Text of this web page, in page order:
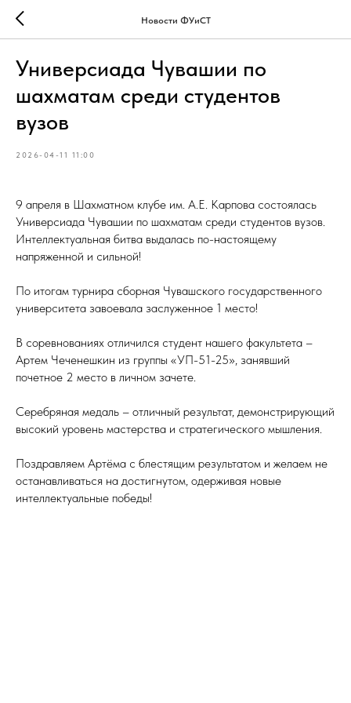
Новости ФУиСТ
Универсиада Чувашии по
шахматам среди студентов
вузов
2026-04-11 11:00
9 апреля в Шахматном клубе им. А.Е. Карпова состоялась
Универсиада Чувашии по шахматам среди студентов вузов.
Интеллектуальная битва выдалась по-настоящему
напряженной и сильной!
По итогам турнира сборная Чувашского государственного
университета завоевала заслуженное 1 место!
В соревнованиях отличился студент нашего факультета –
Артем Чеченешкин из группы «УП-51-25», занявший
почетное 2 место в личном зачете.
Серебряная медаль – отличный результат, демонстрирующий
высокий уровень мастерства и стратегического мышления.
Поздравляем Артёма с блестящим результатом и желаем не
останавливаться на достигнутом, одерживая новые
интеллектуальные победы!